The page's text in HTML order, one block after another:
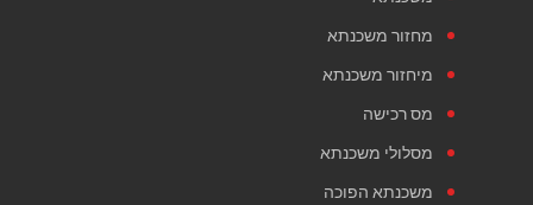
מחזור משכנתא
מיחזור משכנתא
מס רכישה
מסלולי משכנתא
משכנתא הפוכה